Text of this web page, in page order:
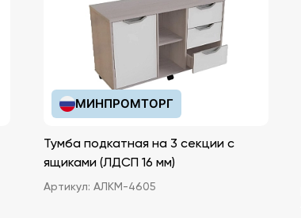
МИНПРОМТОРГ
Тумба подкатная на 3 секции с
ящиками (ЛДСП 16 мм)
Артикул: АЛКМ-4605